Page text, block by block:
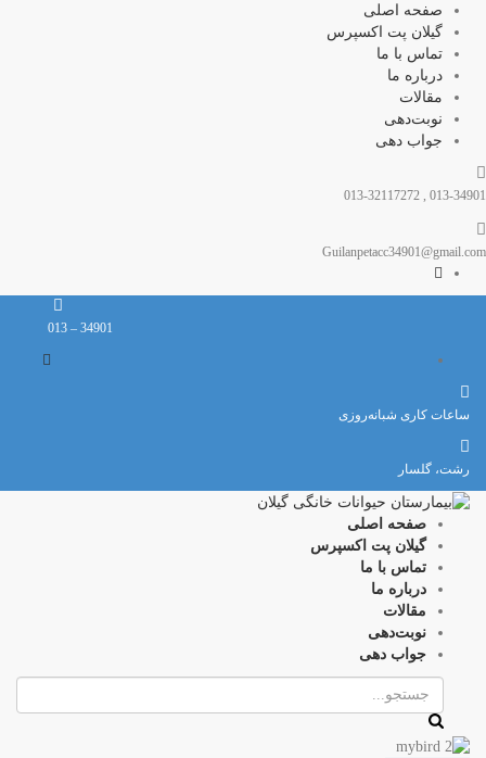
صفحه اصلی
گیلان پت اکسپرس
تماس با ما
درباره ما
مقالات
نوبت‌دهی
جواب دهی
013-34901 , 013-32117272
Guilanpetacc34901@gmail.com
34901 – 013
ساعات کاری شبانه‌روزی
رشت، گلسار
صفحه اصلی
گیلان پت اکسپرس
تماس با ما
درباره ما
مقالات
نوبت‌دهی
جواب دهی